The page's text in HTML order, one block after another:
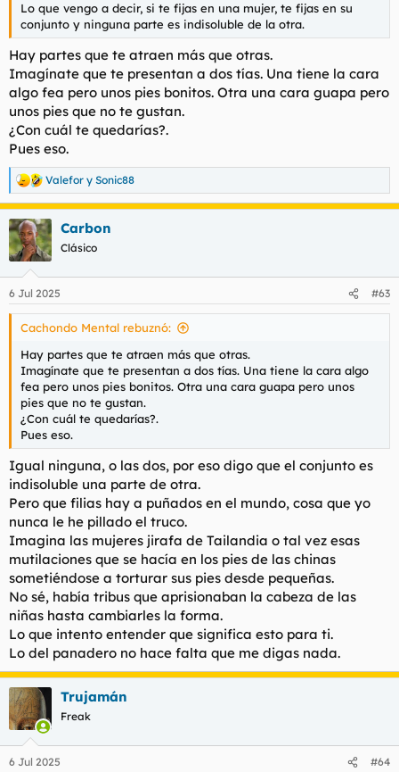
Lo que vengo a decir, si te fijas en una mujer, te fijas en su
conjunto y ninguna parte es indisoluble de la otra.
Hay partes que te atraen más que otras.
Imagínate que te presentan a dos tías. Una tiene la cara
algo fea pero unos pies bonitos. Otra una cara guapa pero
unos pies que no te gustan.
¿Con cuál te quedarías?.
Pues eso.
R
e
a
c
c
i
e
s
Valefor y Sonic88
Carbon
Clásico
6 Jul 2025 #63
Cachondo Mental rebuznó:
Hay partes que te atraen más que otras.
Imagínate que te presentan a dos tías. Una tiene la cara algo
fea pero unos pies bonitos. Otra una cara guapa pero unos
pies que no te gustan.
¿Con cuál te quedarías?.
Pues eso.
Igual ninguna, o las dos, por eso digo que el conjunto es
indisoluble una parte de otra.
Pero que filias hay a puñados en el mundo, cosa que yo
nunca le he pillado el truco.
Imagina las mujeres jirafa de Tailandia o tal vez esas
mutilaciones que se hacía en los pies de las chinas
sometiéndose a torturar sus pies desde pequeñas.
No sé, había tribus que aprisionaban la cabeza de las
niñas hasta cambiarles la forma.
Lo que intento entender que significa esto para ti.
Lo del panadero no hace falta que me digas nada.
Trujamán
Freak
6 Jul 2025 #64